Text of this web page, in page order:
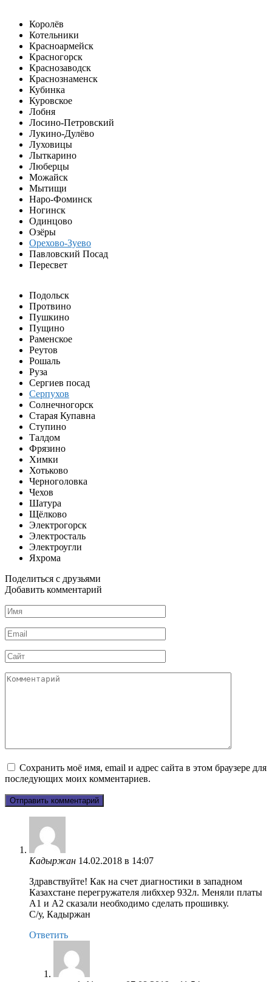
Королёв
Котельники
Красноармейск
Красногорск
Краснозаводск
Краснознаменск
Кубинка
Куровское
Лобня
Лосино-Петровский
Лукино-Дулёво
Луховицы
Лыткарино
Люберцы
Можайск
Мытищи
Наро-Фоминск
Ногинск
Одинцово
Озёры
Орехово-Зуево
Павловский Посад
Пересвет
Подольск
Протвино
Пушкино
Пущино
Раменское
Реутов
Рошаль
Руза
Сергиев посад
Серпухов
Солнечногорск
Старая Купавна
Ступино
Талдом
Фрязино
Химки
Хотьково
Черноголовка
Чехов
Шатура
Щёлково
Электрогорск
Электросталь
Электроугли
Яхрома
Поделиться с друзьями
Добавить комментарий
Имя
*
Email
*
Сайт
Комментарий
Сохранить моё имя, email и адрес сайта в этом браузере для
последующих моих комментариев.
Кадыржан 14.02.2018 в 14:07
Здравствуйте! Как на счет диагностики в западном
Казахстане перегружателя либххер 932л. Меняли платы
А1 и А2 сказали необходимо сделать прошивку.
С/у, Кадыржан
Ответить